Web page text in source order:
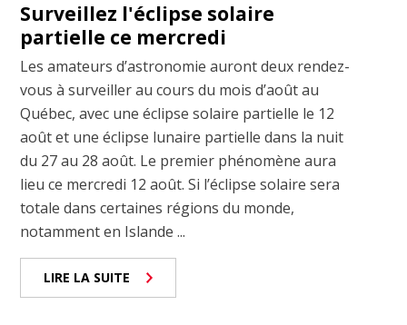
Surveillez l'éclipse solaire
partielle ce mercredi
Les amateurs d’astronomie auront deux rendez-
vous à surveiller au cours du mois d’août au
Québec, avec une éclipse solaire partielle le 12
août et une éclipse lunaire partielle dans la nuit
du 27 au 28 août. Le premier phénomène aura
lieu ce mercredi 12 août. Si l’éclipse solaire sera
totale dans certaines régions du monde,
notamment en Islande ...
LIRE LA SUITE